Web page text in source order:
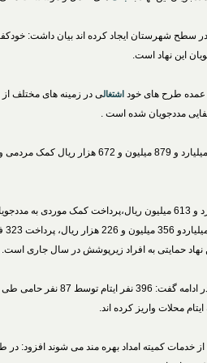
در سطح شهرستان ایجاد کرده اند بیان داشت:
این نهاد است.
عمده طرح های خود اشتغالی در زمینه های مختلف از
مددجویان شده است .
رفیعی گفت: از ابتدای امسال همچنین یک میلیارد و
دانشجو در محلات از خدمات کمیته امداد بهره مند می شوند